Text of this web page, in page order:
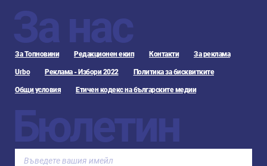
За нас
За Топновини Редакционен екип Контакти За реклама
Urbo Реклама - Избори 2022 Политика за бисквитките
Общи условия Етичен кодекс на българските медии
Бюлетин